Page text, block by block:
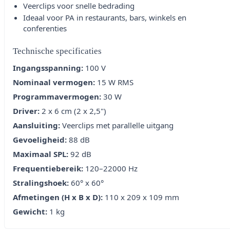
Veerclips voor snelle bedrading
Ideaal voor PA in restaurants, bars, winkels en
conferenties
Technische specificaties
Ingangsspanning: 100 V
Nominaal vermogen: 15 W RMS
Programmavermogen: 30 W
Driver: 2 x 6 cm (2 x 2,5")
Aansluiting: Veerclips met parallelle uitgang
Gevoeligheid: 88 dB
Maximaal SPL: 92 dB
Frequentiebereik: 120–22000 Hz
Stralingshoek: 60° x 60°
Afmetingen (H x B x D): 110 x 209 x 109 mm
Gewicht: 1 kg